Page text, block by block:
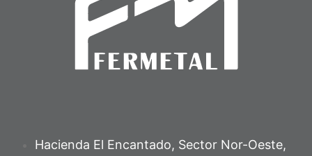
Hacienda El Encantado, Sector Nor-Oeste,